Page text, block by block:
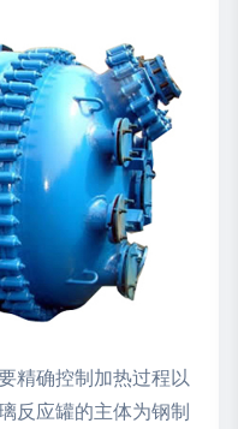
精确控制加热过程以
反应罐的主体为钢制